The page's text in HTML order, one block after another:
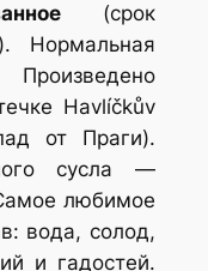
(срок
Нормальная
Havlíčkův
от Праги).
сусла —
любимое
вода, солод,
и гадостей.